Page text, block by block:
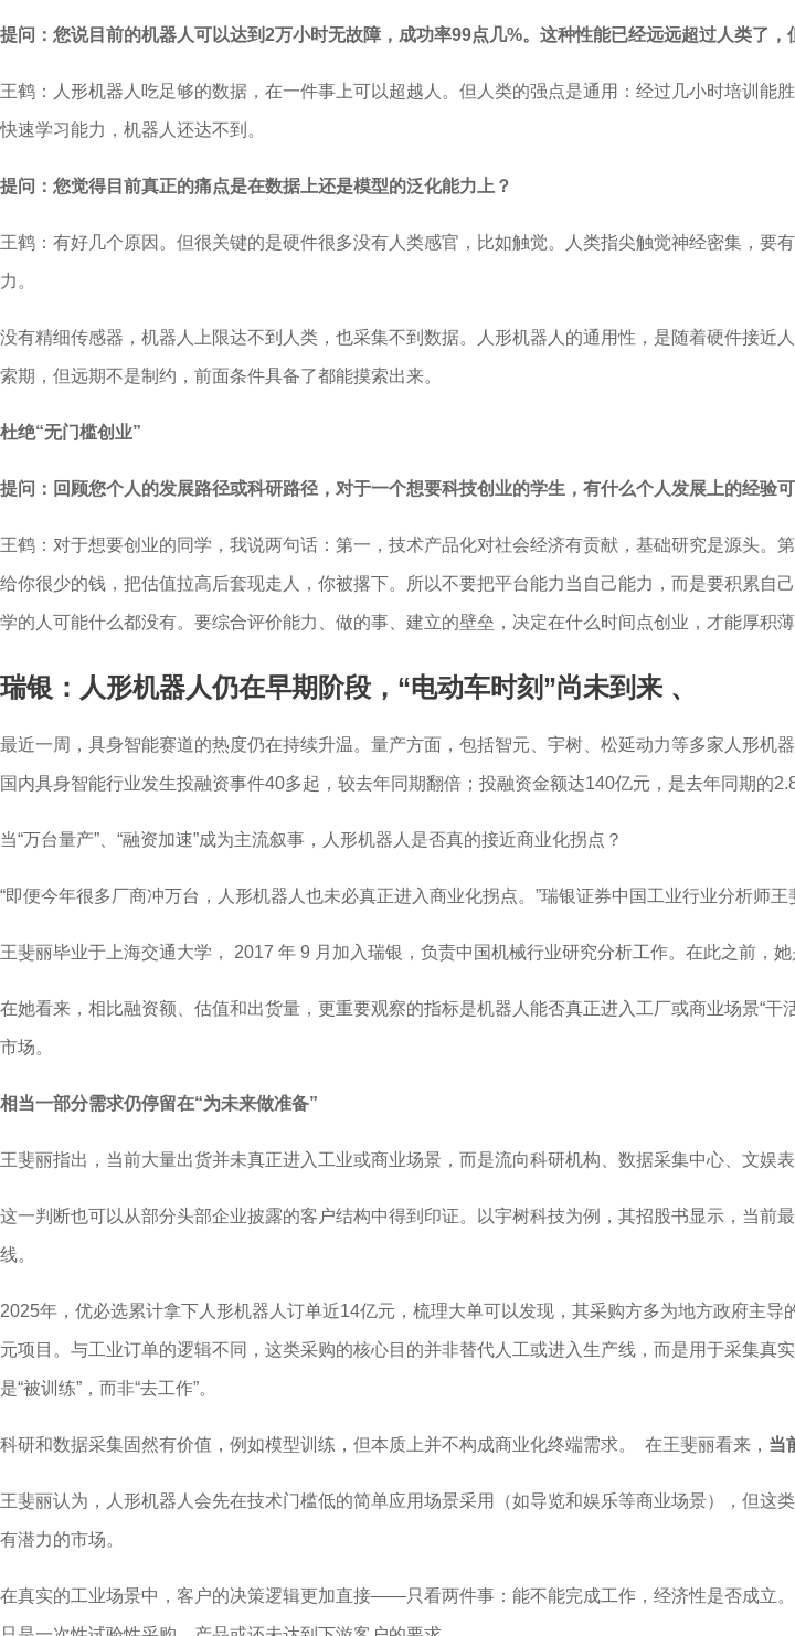
提问：您说目前的机器人可以达到2万小时无故障，成功率99点几%。这种性能已经远远超过人类了
王鹤：人形机器人吃足够的数据，在一件事上可以超越人。但人类的强点是通用：经过几小时培训
快速学习能力，机器人还达不到。
提问：您觉得目前真正的痛点是在数据上还是模型的泛化能力上？
王鹤：有好几个原因。但很关键的是硬件很多没有人类感官，比如触觉。人类指尖触觉神经密集，
力。
没有精细传感器，机器人上限达不到人类，也采集不到数据。人形机器人的通用性，是随着硬件接
索期，但远期不是制约，前面条件具备了都能摸索出来。
杜绝“无门槛创业”
提问：回顾您个人的发展路径或科研路径，对于一个想要科技创业的学生，有什么个人发展上的经验
王鹤：对于想要创业的同学，我说两句话：第一，技术产品化对社会经济有贡献，基础研究是源头
给你很少的钱，把估值拉高后套现走人，你被撂下。所以不要把平台能力当自己能力，而是要积累自
学的人可能什么都没有。要综合评价能力、做的事、建立的壁垒，决定在什么时间点创业，才能厚积薄
瑞银：人形机器人仍在早期阶段，“电动车时刻”尚未到来 、
最近一周，具身智能赛道的热度仍在持续升温。量产方面，包括智元、宇树、松延动力等多家人形机
国内具身智能行业发生投融资事件40多起，较去年同期翻倍；投融资金额达140亿元，是去年同期的2.8
当“万台量产”、“融资加速”成为主流叙事，人形机器人是否真的接近商业化拐点？
“即便今年很多厂商冲万台，人形机器人也未必真正进入商业化拐点。”瑞银证券中国工业行业分析师
王斐丽毕业于上海交通大学， 2017 年 9 月加入瑞银，负责中国机械行业研究分析工作。在此之前，
在她看来，相比融资额、估值和出货量，更重要观察的指标是机器人能否真正进入工厂或商业场景“
市场。
相当一部分需求仍停留在“为未来做准备”
王斐丽指出，当前大量出货并未真正进入工业或商业场景，而是流向科研机构、数据采集中心、文娱
这一判断也可以从部分头部企业披露的客户结构中得到印证。以宇树科技为例，其招股书显示，当
线。
2025年，优必选累计拿下人形机器人订单近14亿元，梳理大单可以发现，其采购方多为地方政府主
元项目。与工业订单的逻辑不同，这类采购的核心目的并非替代人工或进入生产线，而是用于采集
是“被训练”，而非“去工作”。
科研和数据采集固然有价值，例如模型训练，但本质上并不构成商业化终端需求。 在王斐丽看来， 当
王斐丽认为，人形机器人会先在技术门槛低的简单应用场景采用（如导览和娱乐等商业场景），但
有潜力的市场。
在真实的工业场景中，客户的决策逻辑更加直接——只看两件事：能不能完成工作，经济性是否成立